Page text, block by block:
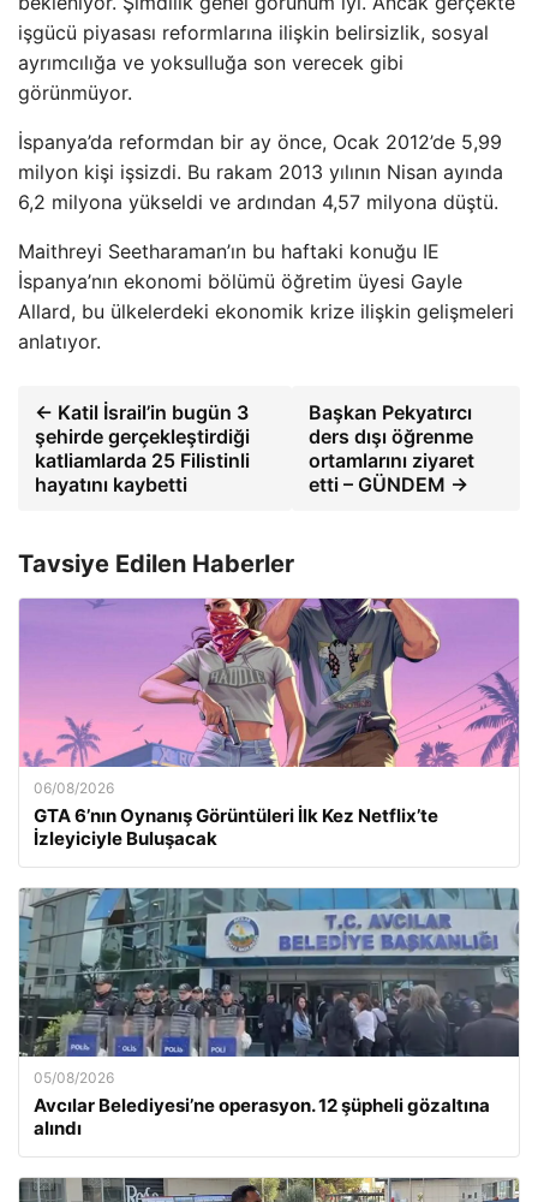
işgücü piyasası reformlarına ilişkin belirsizlik, sosyal
ayrımcılığa ve yoksulluğa son verecek gibi
görünmüyor.
İspanya’da reformdan bir ay önce, Ocak 2012’de 5,99
milyon kişi işsizdi. Bu rakam 2013 yılının Nisan ayında
6,2 milyona yükseldi ve ardından 4,57 milyona düştü.
Maithreyi Seetharaman’ın bu haftaki konuğu IE
İspanya’nın ekonomi bölümü öğretim üyesi Gayle
Allard, bu ülkelerdeki ekonomik krize ilişkin gelişmeleri
anlatıyor.
← Katil İsrail’in bugün 3
şehirde gerçekleştirdiği
katliamlarda 25 Filistinli
hayatını kaybetti
Başkan Pekyatırcı
ders dışı öğrenme
ortamlarını ziyaret
etti – GÜNDEM →
Tavsiye Edilen Haberler
06/08/2026
GTA 6’nın Oynanış Görüntüleri İlk Kez Netflix’te
İzleyiciyle Buluşacak
05/08/2026
Avcılar Belediyesi’ne operasyon. 12 şüpheli gözaltına
alındı